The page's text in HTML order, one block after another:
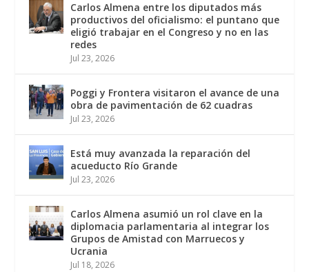
Carlos Almena entre los diputados más
productivos del oficialismo: el puntano que
eligió trabajar en el Congreso y no en las
redes
Jul 23, 2026
Poggi y Frontera visitaron el avance de una
obra de pavimentación de 62 cuadras
Jul 23, 2026
Está muy avanzada la reparación del
acueducto Río Grande
Jul 23, 2026
Carlos Almena asumió un rol clave en la
diplomacia parlamentaria al integrar los
Grupos de Amistad con Marruecos y
Ucrania
Jul 18, 2026